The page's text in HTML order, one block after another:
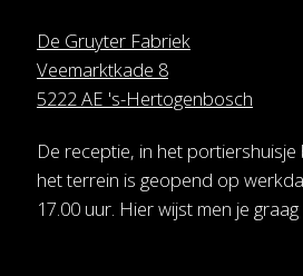
De Gruyter Fabriek
Veemarktkade 8
5222 AE 's-Hertogenbosch
De receptie, in het portiershuisje
het terrein is geopend op
17.00 uur. Hier wijst men je